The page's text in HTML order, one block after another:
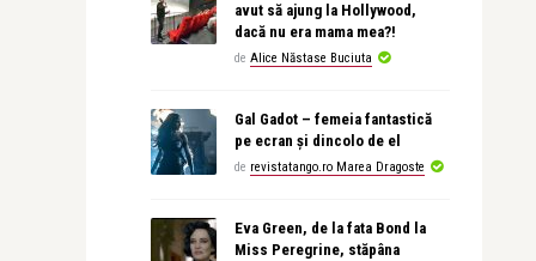
avut să ajung la Hollywood,
dacă nu era mama mea?!
de Alice Năstase Buciuta
Gal Gadot – femeia fantastică
pe ecran și dincolo de el
de revistatango.ro Marea Dragoste
Eva Green, de la fata Bond la
Miss Peregrine, stăpâna